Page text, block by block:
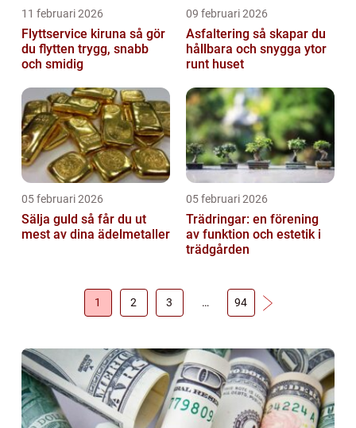
11 februari 2026
Flyttservice kiruna så gör
du flytten trygg, snabb
och smidig
09 februari 2026
Asfaltering så skapar du
hållbara och snygga ytor
runt huset
05 februari 2026
Sälja guld så får du ut
mest av dina ädelmetaller
05 februari 2026
Trädringar: en förening
av funktion och estetik i
trädgården
1 2 3 … 94